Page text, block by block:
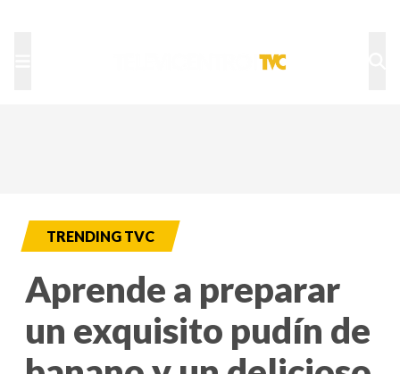
TRENDING TVC
Aprende a preparar
un exquisito pudín de